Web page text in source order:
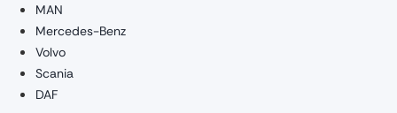
MAN
Mercedes-Benz
Volvo
Scania
DAF